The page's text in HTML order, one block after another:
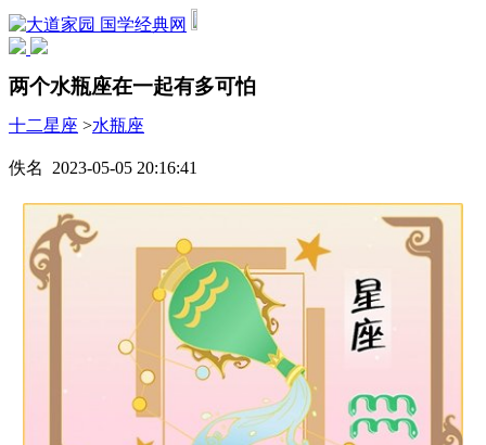
国学经典网
两个水瓶座在一起有多可怕
十二星座 >水瓶座
佚名 2023-05-05 20:16:41